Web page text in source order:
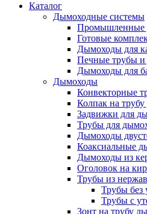
Каталог
Дымоходные системы
Промышленные
Готовые
Дымоходы для
Печные трубы
Дымоходы для
Дымоходы
Конвекторные
Колпак на
Задвижки для
Трубы для
Дымоходы
Коаксиальные
Дымоходы из
Оголовок на
Трубы из
Трубы без
Трубы с
Зонт на трубу